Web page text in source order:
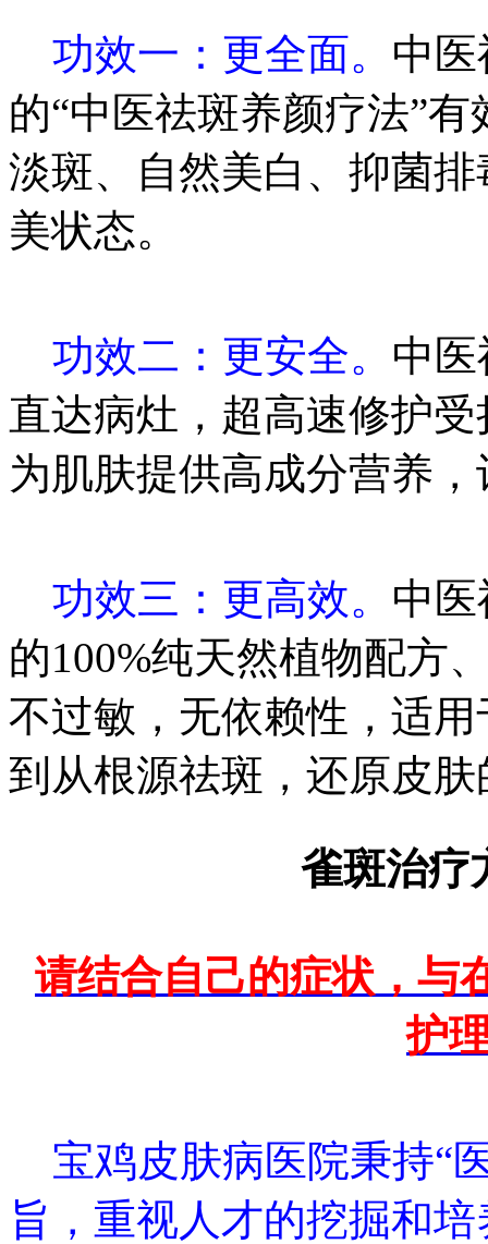
功效一：更全面。 中
的“中医祛斑养颜疗法”
淡斑、自然美白、抑菌
美状态。
功效二：更安全。 中
直达病灶，超高速修护
为肌肤提供高成分营养
功效三：更高效。 中
的100%纯天然植物配方
不过敏，无依赖性，适
到从根源祛斑，还原皮
雀斑治疗
请结合自己的症状，与
护
宝鸡皮肤病医院秉持“
旨，重视人才的挖掘和